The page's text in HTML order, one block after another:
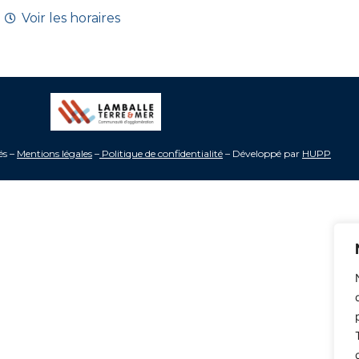
Voir les horaires
– Mentions légales – Politique de confidentialité – Développé par HUPP